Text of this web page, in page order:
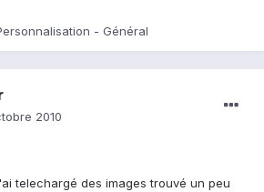
- Général
2010
telechargé des images trouvé un peu